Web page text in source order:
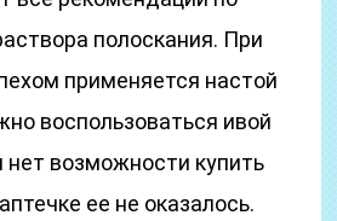
полоскания. При
применяется настой
воспользоваться ивой
нет возможности купить
ее не оказалось.